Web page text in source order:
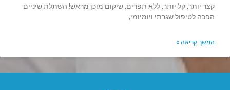
קצר יותר, קל יותר, ללא תפרים, שיקום מוכן מראש! השתלת שיניים
הפכה לטיפול שגרתי ויומיומי,
המשך קריאה »